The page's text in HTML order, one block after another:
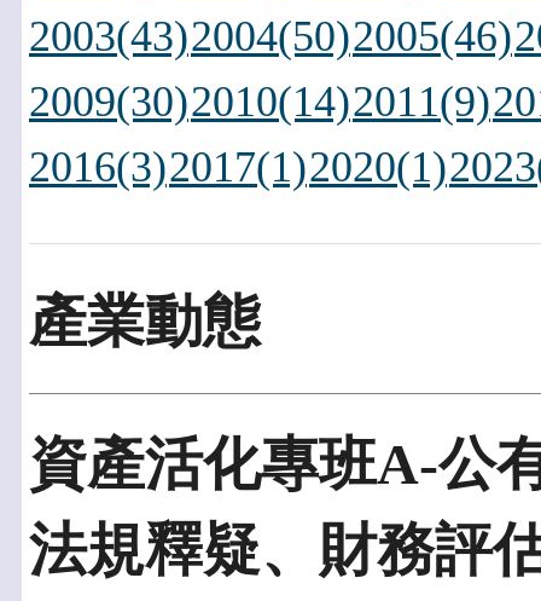
2003(43)2004(50)2005(46)
2009(30)2010(14)2011(9)
2016(3)2017(1)2020(1)
產業動態
資產活化專班A-公
法規釋疑、財務評